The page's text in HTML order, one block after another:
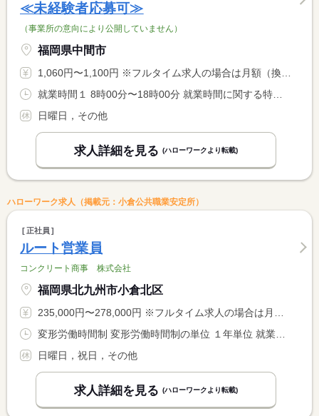
≪未経験者応募可≫
（事業所の意向により公開していません）
福岡県中間市
1,060円〜1,100円 ※フルタイム求人の場合は月額（換算額）、パート求人の場合は時間額を表示しています。
日曜日，その他
求人詳細を見る (ハローワークより転載)
ハローワーク求人（掲載元：小倉公共職業安定所）
正社員
ルート営業員
コンクリート商事 株式会社
福岡県北九州市小倉北区
235,000円〜278,000円 ※フルタイム求人の場合は月額（換算額）、パート求人の場合は時間額を表示しています。
日曜日，祝日，その他
求人詳細を見る (ハローワークより転載)